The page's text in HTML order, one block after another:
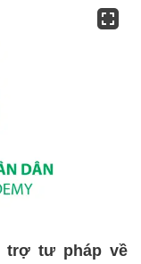
trợ tư pháp về